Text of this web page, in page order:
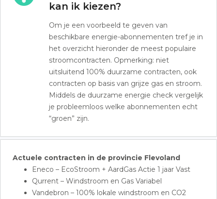
kan ik kiezen?
Om je een voorbeeld te geven van
beschikbare energie-abonnementen tref je in
het overzicht hieronder de meest populaire
stroomcontracten. Opmerking: niet
uitsluitend 100% duurzame contracten, ook
contracten op basis van grijze gas en stroom.
Middels de duurzame energie check vergelijk
je probleemloos welke abonnementen echt
“groen” zijn.
Actuele contracten in de provincie Flevoland
Eneco – EcoStroom + AardGas Actie 1 jaar Vast
Qurrent – Windstroom en Gas Variabel
Vandebron – 100% lokale windstroom en CO2